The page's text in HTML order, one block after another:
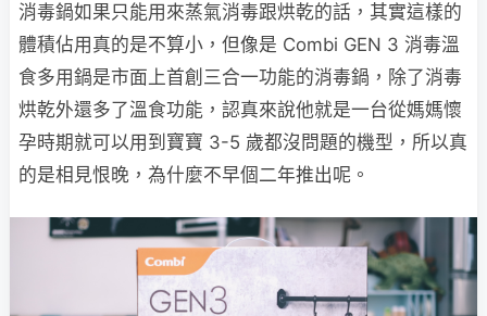
消毒鍋如果只能用來蒸氣消毒跟烘乾的話，其實這樣的
體積佔用真的是不算小，但像是 Combi GEN 3 消毒溫
食多用鍋是市面上首創三合一功能的消毒鍋，除了消毒
烘乾外還多了溫食功能，認真來說他就是一台從媽媽懷
孕時期就可以用到寶寶 3-5 歲都沒問題的機型，所以真
的是相見恨晚，為什麼不早個二年推出呢。